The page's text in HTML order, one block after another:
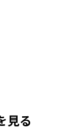
見る